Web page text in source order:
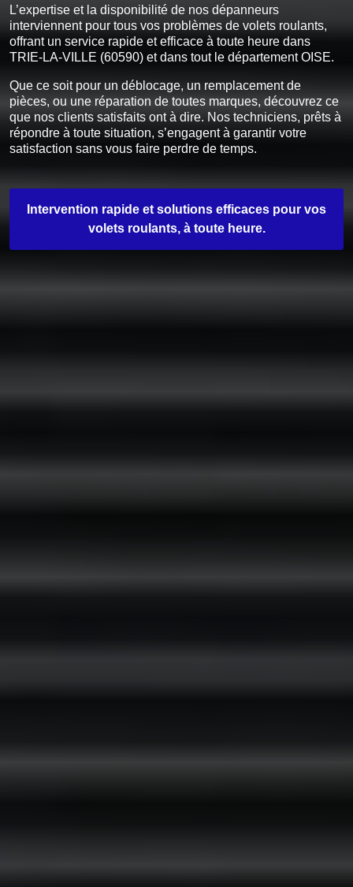
L’expertise et la disponibilité de nos dépanneurs
interviennent pour tous vos problèmes de volets roulants,
offrant un service rapide et efficace à toute heure dans
TRIE-LA-VILLE (60590) et dans tout le département OISE.
Que ce soit pour un déblocage, un remplacement de
pièces, ou une réparation de toutes marques, découvrez ce
que nos clients satisfaits ont à dire. Nos techniciens, prêts à
répondre à toute situation, s’engagent à garantir votre
satisfaction sans vous faire perdre de temps.
Intervention rapide et solutions efficaces pour vos
volets roulants, à toute heure.